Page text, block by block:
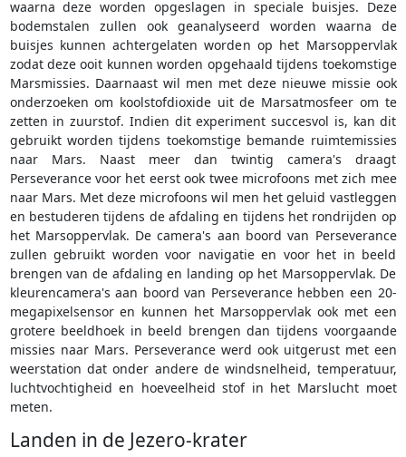
waarna deze worden opgeslagen in speciale buisjes. Deze
bodemstalen zullen ook geanalyseerd worden waarna de
buisjes kunnen achtergelaten worden op het Marsoppervlak
zodat deze ooit kunnen worden opgehaald tijdens toekomstige
Marsmissies. Daarnaast wil men met deze nieuwe missie ook
onderzoeken om koolstofdioxide uit de Marsatmosfeer om te
zetten in zuurstof. Indien dit experiment succesvol is, kan dit
gebruikt worden tijdens toekomstige bemande ruimtemissies
naar Mars. Naast meer dan twintig camera's draagt
Perseverance voor het eerst ook twee microfoons met zich mee
naar Mars. Met deze microfoons wil men het geluid vastleggen
en bestuderen tijdens de afdaling en tijdens het rondrijden op
het Marsoppervlak. De camera's aan boord van Perseverance
zullen gebruikt worden voor navigatie en voor het in beeld
brengen van de afdaling en landing op het Marsoppervlak. De
kleurencamera's aan boord van Perseverance hebben een 20-
megapixelsensor en kunnen het Marsoppervlak ook met een
grotere beeldhoek in beeld brengen dan tijdens voorgaande
missies naar Mars. Perseverance werd ook uitgerust met een
weerstation dat onder andere de windsnelheid, temperatuur,
luchtvochtigheid en hoeveelheid stof in het Marslucht moet
meten.
Landen in de Jezero-krater